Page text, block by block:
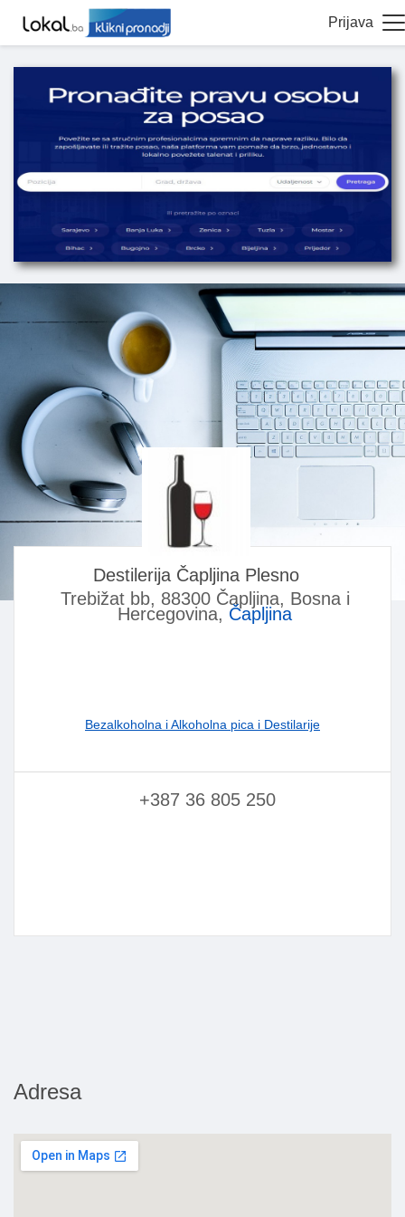
Prijava
Destilerija Čapljina Plesno
Trebižat bb, 88300 Čapljina, Bosna i
Hercegovina, Čapljina
Bezalkoholna i Alkoholna pica i Destilarije
+387 36 805 250
Adresa